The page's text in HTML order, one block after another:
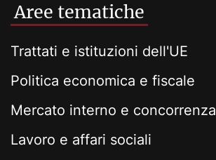
Aree tematiche
Trattati e istituzioni dell'UE
Politica economica e fiscale
Mercato interno e concorrenza
Lavoro e affari sociali